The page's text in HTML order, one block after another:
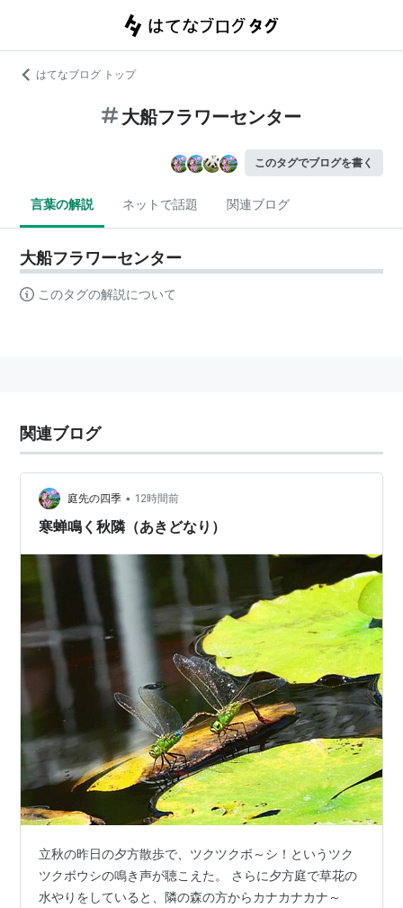
はてなブログ トップ
大船フラワーセンター
このタグでブログを書く
言葉の解説 ネットで話題 関連ブログ
大船フラワーセンター
このタグの解説について
関連ブログ
庭先の四季 • 12時間前
寒蝉鳴く秋隣（あきどなり）
立秋の昨日の夕方散歩で、ツクツクボ～シ！というツク
ツクボウシの鳴き声が聴こえた。 さらに夕方庭で草花の
水やりをしていると、隣の森の方からカナカナカナ～